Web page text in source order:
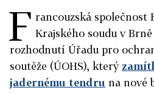
F rancouzská společnost
Krajského soudu v
rozhodnutí Úřadu pro
soutěže (ÚOHS), který
jadernému tendru na nové